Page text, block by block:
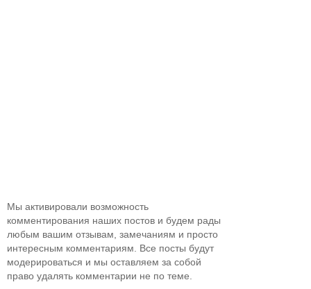
Мы активировали возможность
комментирования наших постов и будем рады
любым вашим отзывам, замечаниям и просто
интересным комментариям. Все посты будут
модерироваться и мы оставляем за собой
право удалять комментарии не по теме.